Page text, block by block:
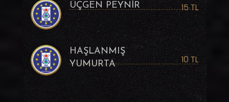
ÜÇGEN PEYNİR 15 TL
HAŞLANMIŞ
YUMURTA
10 TL